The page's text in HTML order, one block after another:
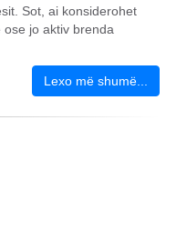
Sot, ai konsiderohet
jo aktiv brenda
Lexo më shumë...